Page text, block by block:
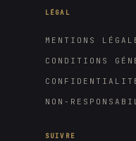
LÉGAL
MENTIONS
CONDITIONS
NON-
SUIVRE